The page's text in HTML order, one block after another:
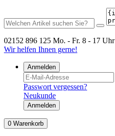
02152 896 125 Mo. - Fr. 8 - 17 Uhr
Wir helfen Ihnen gerne!
Anmelden
Passwort vergessen?
Neukunde
Anmelden
0 Warenkorb